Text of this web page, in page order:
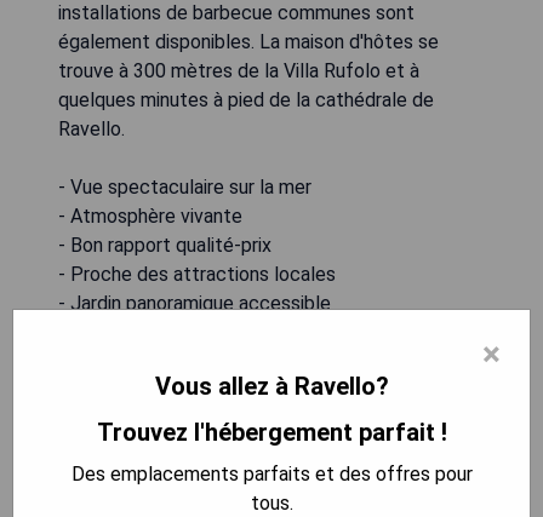
installations de barbecue communes sont
également disponibles. La maison d'hôtes se
trouve à 300 mètres de la Villa Rufolo et à
quelques minutes à pied de la cathédrale de
Ravello.
- Vue spectaculaire sur la mer
- Atmosphère vivante
- Bon rapport qualité-prix
- Proche des attractions locales
- Jardin panoramique accessible
VOIR L'OFFRE
Monte Brusara Relais
×
Vous allez à Ravello?
Trouvez l'hébergement parfait !
Des emplacements parfaits et des offres pour
tous.